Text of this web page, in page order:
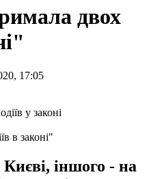
двох
17:05
в законі"
іншого - на